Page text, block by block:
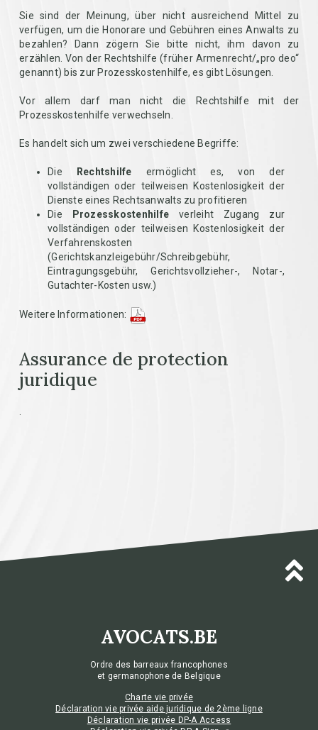
Sie sind der Meinung, über nicht ausreichend Mittel zu
verfügen, um die Honorare und Gebühren eines Anwalts zu
bezahlen? Dann zögern Sie bitte nicht, ihm davon zu
erzählen. Von der Rechtshilfe (früher Armenrecht/„pro deo“
genannt) bis zur Prozesskostenhilfe, es gibt Lösungen.
Vor allem darf man nicht die Rechtshilfe mit der
Prozesskostenhilfe verwechseln.
Es handelt sich um zwei verschiedene Begriffe:
Die Rechtshilfe ermöglicht es, von der
vollständigen oder teilweisen Kostenlosigkeit der
Dienste eines Rechtsanwalts zu profitieren
Die
Prozesskostenhilfe verleiht Zugang zur
vollständigen oder teilweisen Kostenlosigkeit der
Verfahrenskosten
(Gerichtskanzleigebühr/Schreibgebühr,
Eintragungsgebühr, Gerichtsvollzieher-, Notar-,
Gutachter-Kosten usw.)
Weitere Informationen:
Assurance de protection
juridique
AVOCATS.BE
Ordre des barreaux francophones
et germanophone de Belgique
Charte vie privée
Déclaration vie privée aide juridique de 2ème ligne
Déclaration vie privée DP-A Access